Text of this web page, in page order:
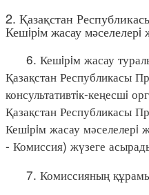
2. Қазақстан
Кешiрiм жасау мәселелерi
6. Кешiрiм жасау
Қазақстан Республикасы
консультативтiк-кеңесшi
Қазақстан Республикасы
Кешiрiм жасау мәселелерi
- Комиссия) жүзеге
7. Комиссияның